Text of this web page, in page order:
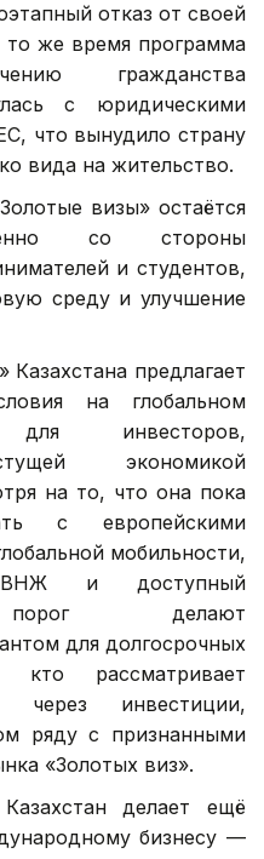
отказ от своей
же время программа
гражданства
с юридическими
что вынудило страну
вида на жительство.
визы» остаётся
со стороны
и студентов,
среду и улучшение
Казахстана предлагает
на глобальном
инвесторов,
экономикой
на то, что она пока
с европейскими
мобильности,
ВНЖ и доступный
порог делают
для долгосрочных
рассматривает
через инвестиции,
ряду с признанными
«Золотых виз».
делает ещё
бизнесу —